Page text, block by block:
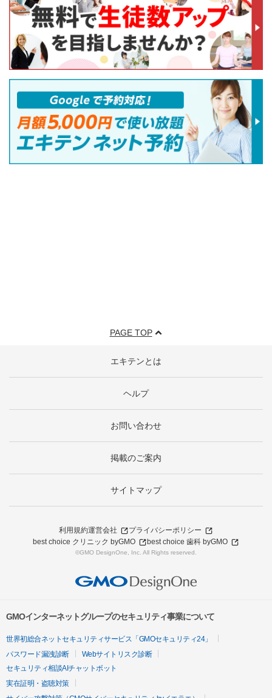
PAGE TOP
エキテンとは
ヘルプ
お問い合わせ
掲載のご案内
サイトマップ
利用規約運営会社
プライバシーポリシー
best choice クリニック byGMO
best choice 歯科 byGMO
©GMO DesignOne, Inc. All Rights reserved.
GMOインターネットグループのセキュリティ事業について
世界初総合ネットセキュリティサービス「GMOセキュリティ24」
パスワード漏洩診断
Webサイトリスク診断
セキュリティ相談AIチャットボット
実在証明・盗聴対策